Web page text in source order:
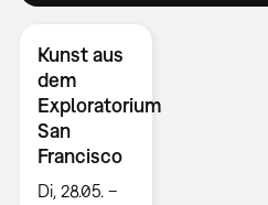
Kunst aus
dem
Exploratorium
San
Francisco
Di, 28.05. –